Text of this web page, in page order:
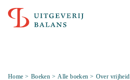
Home > Boeken > Alle boeken > Over vrijheid